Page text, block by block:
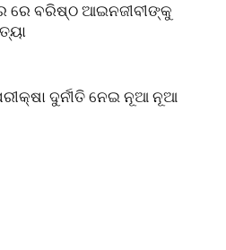
ରେ ବରିଷ୍ଠ ଆଇନଜୀବୀଙ୍କୁ
ଦୁର୍ନୀତି ନେଇ ନୂଆ ନୂଆ